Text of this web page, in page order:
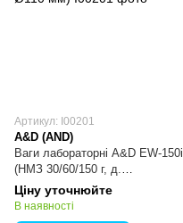
Артикул: I00201
A&D (AND)
Ваги лабораторні A&D EW-150i
(НМЗ 30/60/150 г, д.
0.01/0.02/0.05 г, платформа
Ø110 мм)
Ціну уточнюйте
В наявності